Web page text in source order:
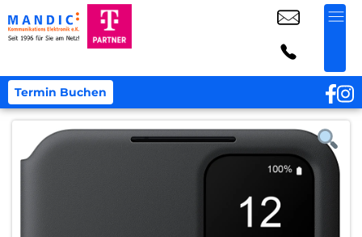
Termin Buchen